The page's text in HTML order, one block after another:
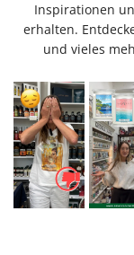
Inspirationen
erhalten.
und vieles